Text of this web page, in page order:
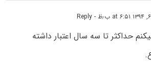
- Reply
حداکثر تا سه سال اعتبار داشته